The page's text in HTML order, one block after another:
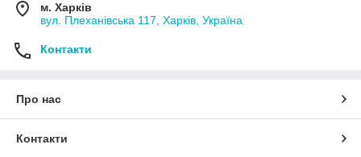
м. Харків
вул. Плеханівська 117, Харків, Україна
Контакти
Про нас
Контакти